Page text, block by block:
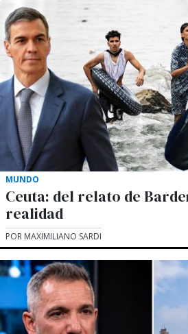
MUNDO
Ceuta: del relato de
realidad
POR MAXIMILIANO SARDI